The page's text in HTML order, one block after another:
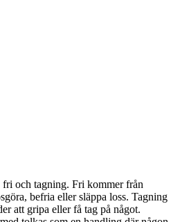
och tagning. Fri kommer från
befria eller släppa loss. Tagning
att gripa eller få tag på något.